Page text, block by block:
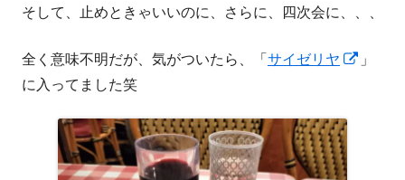
そして、止めときゃいいのに、さらに、四次会に、、、
全く意味不明だが、気がついたら、「サイゼリヤ
新」
に入ってました笑